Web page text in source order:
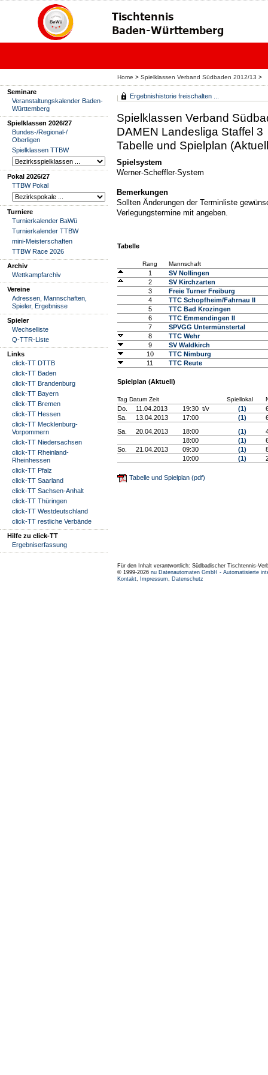
Home > Spielklassen Verband Südbaden 2012/13 >
Seminare
Veranstaltungskalender Baden-
Württemberg
Spielklassen 2026/27
Bundes-/Regional-/
Oberligen
Spielklassen TTBW
Pokal 2026/27
TTBW Pokal
Turniere
Turnierkalender BaWü
Turnierkalender TTBW
mini-Meisterschaften
TTBW Race 2026
Archiv
Wettkampfarchiv
Vereine
Adressen, Mannschaften,
Spieler, Ergebnisse
Spieler
Wechselliste
Q-TTR-Liste
Links
click-TT DTTB
click-TT Baden
click-TT Brandenburg
click-TT Bayern
click-TT Bremen
click-TT Hessen
click-TT Mecklenburg-
Vorpommern
click-TT Niedersachsen
click-TT Rheinland-
Rheinhessen
click-TT Pfalz
click-TT Saarland
click-TT Sachsen-Anhalt
click-TT Thüringen
click-TT Westdeutschland
click-TT restliche Verbände
Hilfe zu click-TT
Ergebniserfassung
Ergebnishistorie freischalten ...
Spielklassen Verband
DAMEN Landesliga Staffel 3
Tabelle und Spielplan
Spielsystem
Werner-Scheffler-System
Bemerkungen
Sollten Änderungen der Terminliste
Verlegungstermine mit angeben.
Tabelle
Rang Mannschaft
1
SV Nollingen
2
SV Kirchzarten
3
Freie Turner Freiburg
4
TTC Schopfheim/Fahrnau II
5
TTC Bad Krozingen
6
TTC Emmendingen II
7
SPVGG Untermünstertal
8
TTC Wehr
9
SV Waldkirch
10
TTC Nimburg
11
TTC Reute
Spielplan (Aktuell)
Tag Datum Zeit Spiellokal
Do. 11.04.2013 19:30 t/v (1)
Sa.
13.04.2013 17:00 (1)
Sa.
20.04.2013 18:00 (1)
18:00
(1)
So.
21.04.2013 09:30 (1)
10:00
(1)
Tabelle und Spielplan (pdf)
Für den Inhalt verantwortlich: Südbadischer Tischtennis-
© 1999-2026 nu Datenautomaten GmbH - Automatisierte
Kontakt, Impressum, Datenschutz